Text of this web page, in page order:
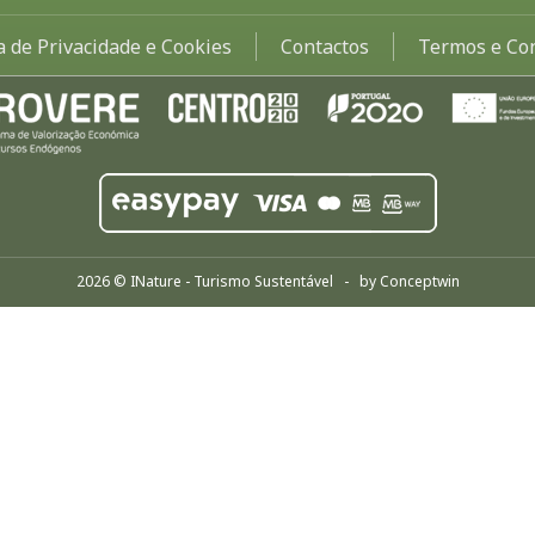
de Privacidade e Cookies Contactos Termos e
2026 © INature - Turismo Sustentável - by Conceptwin